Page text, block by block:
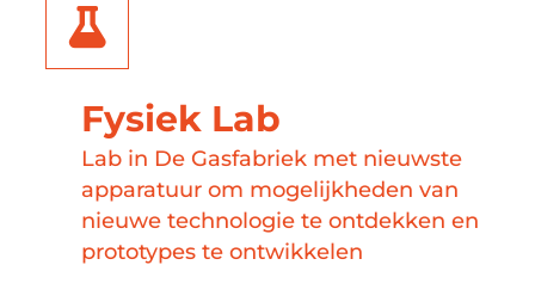
Fysiek Lab
Lab in De Gasfabriek met nieuwste
apparatuur om mogelijkheden van
nieuwe technologie te ontdekken en
prototypes te ontwikkelen